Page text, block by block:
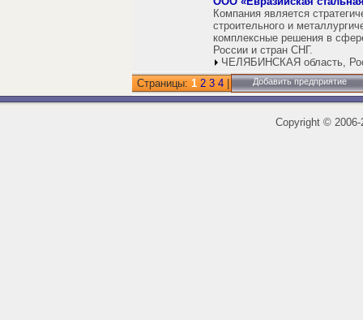
Компания является
строительного и
комплексные решения в
России и стран СНГ.
ЧЕЛЯБИНСКАЯ область,
Страницы: 1 2 3 4 Добавить предприятие
Copyright ©